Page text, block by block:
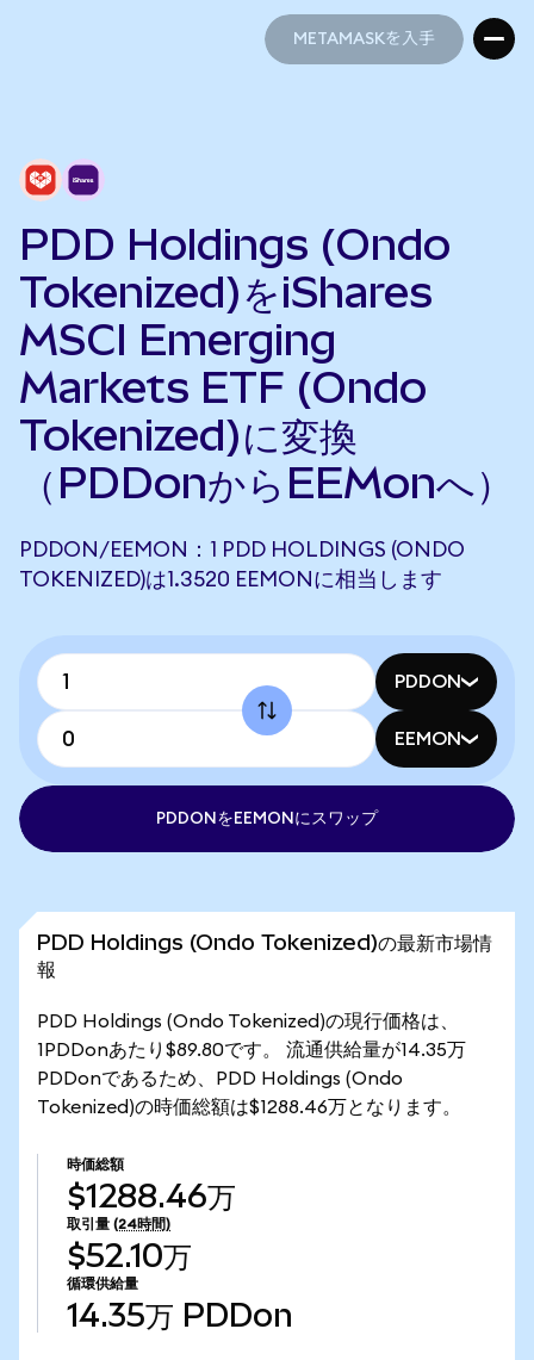
METAMASKを入手
PDD Holdings (Ondo
Tokenized)をiShares
MSCI Emerging
Markets ETF (Ondo
Tokenized)に変換
（PDDonからEEMonへ）
PDDON/EEMON：1 PDD HOLDINGS (ONDO
TOKENIZED)は1.3520 EEMONに相当します
PDDON
EEMON
PDDONをEEMONにスワップ
PDD Holdings (Ondo Tokenized)の最新市場情
報
PDD Holdings (Ondo Tokenized)の現行価格は、
1PDDonあたり$89.80です。 流通供給量が14.35万
PDDonであるため、PDD Holdings (Ondo
Tokenized)の時価総額は$1288.46万となります。
時価総額
$1288.46万
取引量 (24時間)
$52.10万
循環供給量
14.35万 PDDon